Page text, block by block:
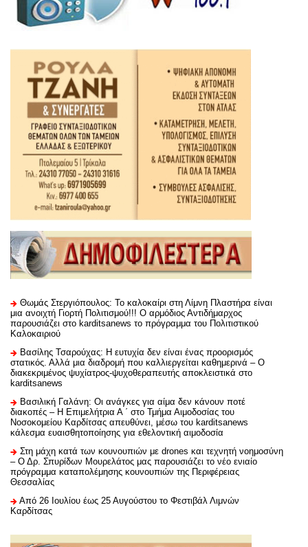
Θωμάς Στεργιόπουλος: Το καλοκαίρι στη Λίμνη Πλαστήρα είναι
μια ανοιχτή Γιορτή Πολιτισμού!!! Ο αρμόδιος Αντιδήμαρχος
παρουσιάζει στο karditsanews το πρόγραμμα του Πολιτιστικού
Καλοκαιριού
Βασίλης Τσαρούχας: Η ευτυχία δεν είναι ένας προορισμός
στατικός. Αλλά μια διαδρομή που καλλιεργείται καθημερινά – Ο
διακεκριμένος ψυχίατρος-ψυχοθεραπευτής αποκλειστικά στο
karditsanews
Βασιλική Γαλάνη: Οι ανάγκες για αίμα δεν κάνουν ποτέ
διακοπές – Η Επιμελήτρια Α ΄ στο Τμήμα Αιμοδοσίας του
Νοσοκομείου Καρδίτσας απευθύνει, μέσω του karditsanews
κάλεσμα ευαισθητοποίησης για εθελοντική αιμοδοσία
Στη μάχη κατά των κουνουπιών με drones και τεχνητή νοημοσύνη
– Ο Δρ. Σπυρίδων Μουρελάτος μας παρουσιάζει το νέο ενιαίο
πρόγραμμα καταπολέμησης κουνουπιών της Περιφέρειας
Θεσσαλίας
Από 26 Ιουλίου έως 25 Αυγούστου το Φεστιβάλ Λιμνών
Καρδίτσας